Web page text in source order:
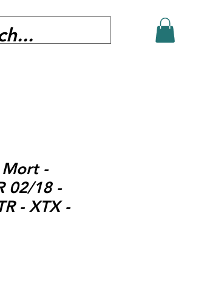
-
02/18 -
- XTX -